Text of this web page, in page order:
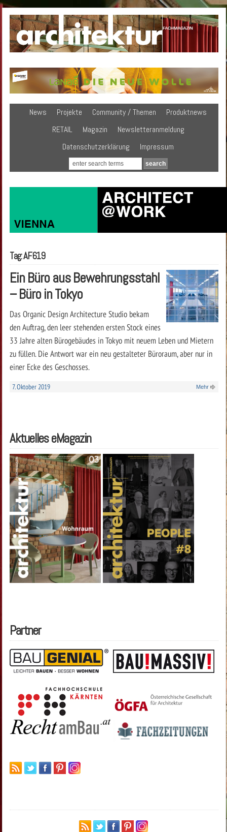
News Projekte Community / Themen
Produktnews
RETAIL
Magazin
Newsletteranmeldung
Datenschutzerklärung
Impressum
Tag: AF619
Ein Büro aus Bewehrungsstahl
– Büro in Tokyo
Das Organic Design Architecture Studio bekam
den Auftrag, den leer stehenden ersten Stock eines
33 Jahre alten Bürogebäudes in Tokyo mit neuem Leben und Mietern
zu füllen. Die Antwort war ein neu gestalteter Büroraum, aber nur in
einer Ecke des Geschosses.
7. Oktober 2019 Mehr
Aktuelles eMagazin
Partner